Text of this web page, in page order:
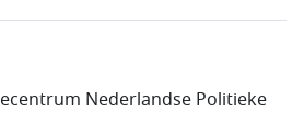
Nederlandse Politieke